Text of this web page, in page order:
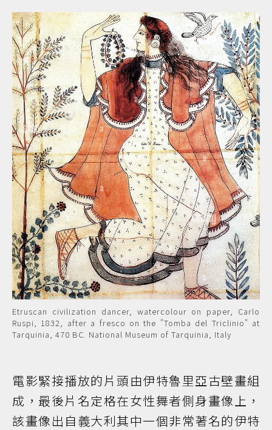
Etruscan civilization dancer, watercolour on paper, Carlo
Ruspi, 1832, after a fresco on the "Tomba del Triclinio" at
Tarquinia, 470 BC. National Museum of Tarquinia, Italy
電影緊接播放的片頭由伊特魯里亞古壁畫組
成，最後片名定格在女性舞者側身畫像上，
該畫像出自義大利其中一個非常著名的伊特